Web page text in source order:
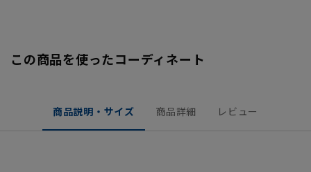
この商品を使ったコーディネート
商品説明・サイズ 商品詳細 レビュー